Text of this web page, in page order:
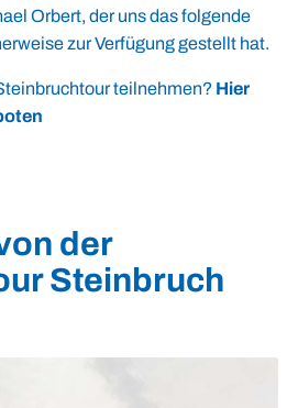
Orbert, der uns das folgende
zur Verfügung gestellt hat.
teilnehmen? Hier
der
Steinbruch